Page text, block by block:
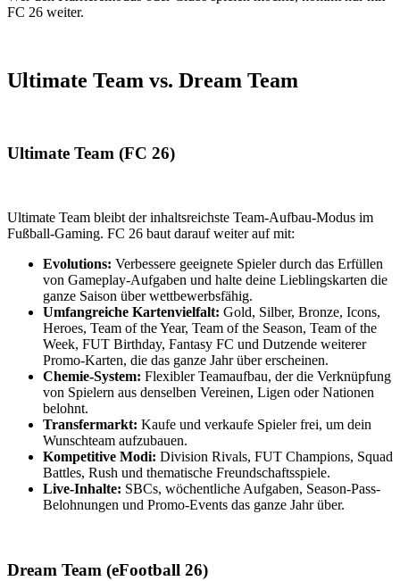
FC 26 weiter.
Ultimate Team vs. Dream Team
Ultimate Team (FC 26)
Ultimate Team bleibt der inhaltsreichste Team-Aufbau-Modus im
Fußball-Gaming. FC 26 baut darauf weiter auf mit:
Evolutions: Verbessere geeignete Spieler durch das Erfüllen
von Gameplay-Aufgaben und halte deine Lieblingskarten die
ganze Saison über wettbewerbsfähig.
Umfangreiche Kartenvielfalt: Gold, Silber, Bronze, Icons,
Heroes, Team of the Year, Team of the Season, Team of the
Week, FUT Birthday, Fantasy FC und Dutzende weiterer
Promo-Karten, die das ganze Jahr über erscheinen.
Chemie-System: Flexibler Teamaufbau, der die Verknüpfung
von Spielern aus denselben Vereinen, Ligen oder Nationen
belohnt.
Transfermarkt: Kaufe und verkaufe Spieler frei, um dein
Wunschteam aufzubauen.
Kompetitive Modi: Division Rivals, FUT Champions, Squad
Battles, Rush und thematische Freundschaftsspiele.
Live-Inhalte: SBCs, wöchentliche Aufgaben, Season-Pass-
Belohnungen und Promo-Events das ganze Jahr über.
Dream Team (eFootball 26)